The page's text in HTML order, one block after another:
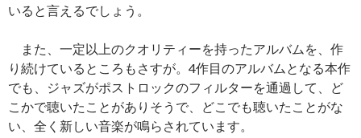
いると言えるでしょう。
また、一定以上のクオリティーを持ったアルバムを、作
り続けているところもさすが。4作目のアルバムとなる本作
でも、ジャズがポストロックのフィルターを通過して、ど
こかで聴いたことがありそうで、どこでも聴いたことがな
い、全く新しい音楽が鳴らされています。